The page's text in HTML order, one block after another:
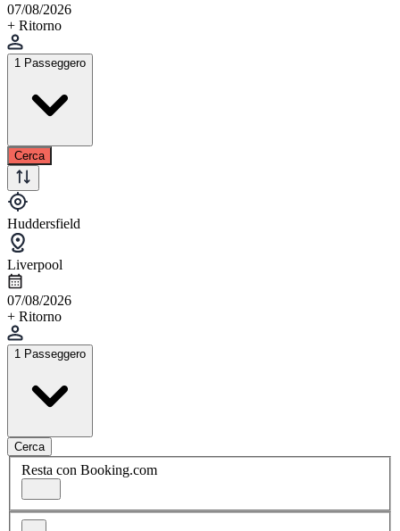
07/08/2026
+ Ritorno
1 Passeggero
Cerca
Huddersfield
Liverpool
07/08/2026
+ Ritorno
1 Passeggero
Cerca
Resta con Booking.com